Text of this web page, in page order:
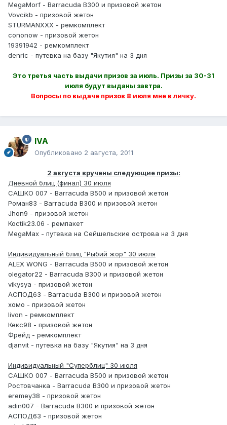
MegaMorf - Barracuda B300 и призовой жетон
Vovcikb - призовой жетон
STURMANXXX - ремкомплект
cononow - призовой жетон
19391942 - ремкомплект
denric - путевка на базу "Якутия" на 3 дня
Это третья часть выдачи призов за июль. Призы за 30-31
июля будут выданы завтра.
Вопросы по выдаче призов 8 июля мне в личку.
IVA
Опубликовано 2 августа, 2011
2 августа вручены следующие призы:
Дневной блиц (финал) 30 июля
САШКО 007 - Barracuda B500 и призовой жетон
Роман83 - Barracuda B300 и призовой жетон
Jhon9 - призовой жетон
Koctik23.06 - ремпакет
MegaMax - путевка на Сейшельские острова на 3 дня
Индивидуальный блиц "Рыбий жор" 30 июля
ALEX WONG - Barracuda B500 и призовой жетон
olegator22 - Barracuda B300 и призовой жетон
vikysya - призовой жетон
АСПОД63 - Barracuda B300 и призовой жетон
хомо - призовой жетон
livon - ремкомплект
Кекс98 - призовой жетон
Фрейд - ремкомплект
djanvit - путевка на базу "Якутия" на 3 дня
Индивидуальный "Суперблиц" 30 июля
САШКО 007 - Barracuda B500 и призовой жетон
Ростовчанка - Barracuda B300 и призовой жетон
eremey38 - призовой жетон
adin007 - Barracuda B300 и призовой жетон
АСПОД63 - призовой жетон